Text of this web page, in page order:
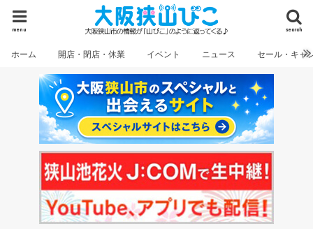
search
menu
ホーム 開店・閉店・休業 イベント ニュース セール・キャ